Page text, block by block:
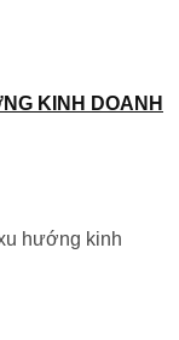
KINH DOANH
hướng kinh